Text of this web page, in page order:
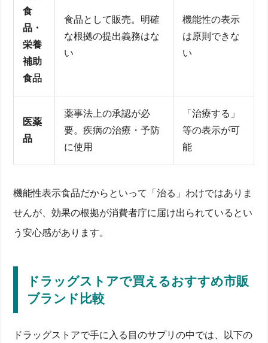
食
品・
栄養
補助
食品
食品として販売。明確
な根拠の提出義務はな
い
機能性の表示
は原則できな
い
医薬
品
薬事法上の承認が必
要。疾病の治療・予防
に使用
「治療する」
等の表示が可
能
機能性表示食品だからといって「治る」わけではありま
せんが、効果の根拠が消費者庁に届け出られているとい
う安心感があります。
ドラッグストアで買えるおすすめ市販
ブランド比較
ドラッグストアで手に入る目のサプリの中では、以下の